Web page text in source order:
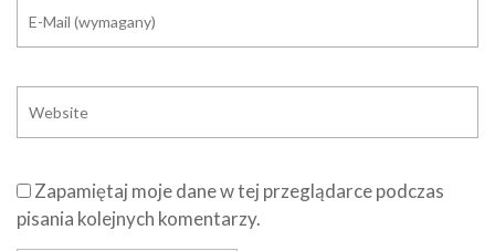
Zapamiętaj moje dane w tej przeglądarce podczas
pisania kolejnych komentarzy.